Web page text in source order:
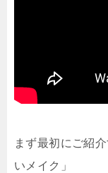
まず最初にご紹
いメイク」